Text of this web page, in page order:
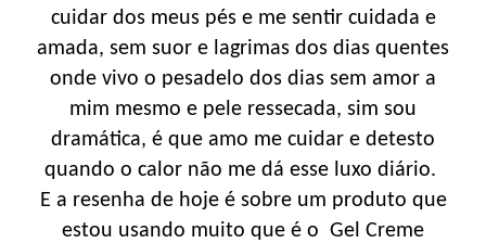
cuidar dos meus pés e me sentir cuidada e
amada, sem suor e lagrimas dos dias quentes
onde vivo o pesadelo dos dias sem amor a
mim mesmo e pele ressecada, sim sou
dramática, é que amo me cuidar e detesto
quando o calor não me dá esse luxo diário.
E a resenha de hoje é sobre um produto que
estou usando muito que é o Gel Creme